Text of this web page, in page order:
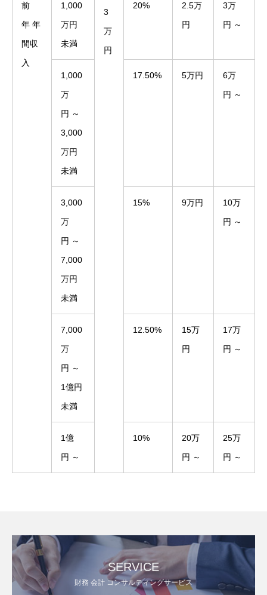
3
万
円
前
年 年
間収
入
1,000
万円
未満
20%
2.5万
円
3万
円 ～
1,000
万
円 ～
3,000
万円
未満
17.50% 5万円
6万
円 ～
3,000
万
円 ～
7,000
万円
未満
15% 9万円
10万
円 ～
7,000
万
円 ～
1億円
未満
12.50%
15万
円
17万
円 ～
1億
円 ～
10%
20万
円 ～
25万
円 ～
SERVICE
財務 会計 コンサルティングサービス